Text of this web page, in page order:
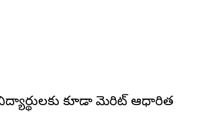
కూడా మెరిట్ ఆధారిత